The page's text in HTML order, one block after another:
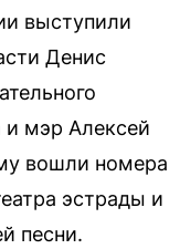
выступили
Денис
мэр Алексей
вошли номера
эстрады и
песни.